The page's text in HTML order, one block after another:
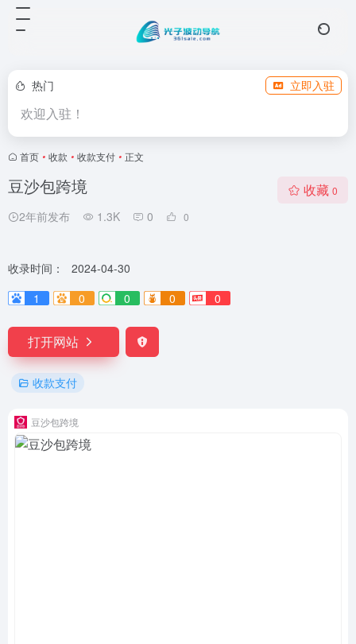
热门 立即入驻
欢迎入驻！
首页 • 收款 • 收款支付 • 正文
豆沙包跨境
2年前发布 1.3K 0 0
收藏 0
收录时间：
2024-04-30
1
0 0 0 0
打开网站
收款支付
豆沙包跨境